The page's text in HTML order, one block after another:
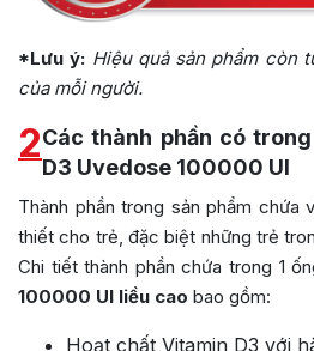
*Lưu ý: Hiệu quả sản phẩm còn
của mỗi người.
2Các thành phần có
D3 Uvedose 100000 UI
Thành phần trong sản phẩm chứa
thiết cho trẻ, đặc biệt những trẻ
Chi tiết thành phần chứa trong 1
100000 UI liều cao bao gồm:
Hoạt chất Vitamin D3 với